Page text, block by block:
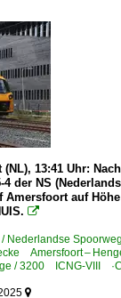
| Zuggattungen
Direct-Züge
- Regionalzüge
13:41 Uhr:
4 der NS
auf

Nederlandse
Amersfoort –
/ 3200 ICNG-VIII
